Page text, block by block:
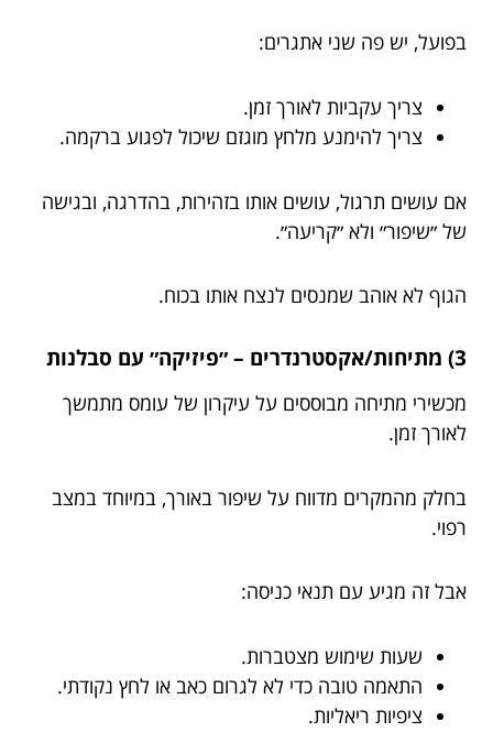
בפועל, יש פה שני אתגרים:
צריך עקביות לאורך זמן.
צריך להימנע מלחץ מוגזם שיכול לפגוע ברקמה.
אם עושים תרגול, עושים אותו בזהירות, בהדרגה, ובגישה
של ״שיפור״ ולא ״קריעה״.
הגוף לא אוהב שמנסים לנצח אותו בכוח.
3) מתיחות/אקסטרנדרים – ״פיזיקה״ עם סבלנות
מכשירי מתיחה מבוססים על עיקרון של עומס מתמשך
לאורך זמן.
בחלק מהמקרים מדווח על שיפור באורך, במיוחד במצב
רפוי.
אבל זה מגיע עם תנאי כניסה:
שעות שימוש מצטברות.
התאמה טובה כדי לא לגרום כאב או לחץ נקודתי.
ציפיות ריאליות.